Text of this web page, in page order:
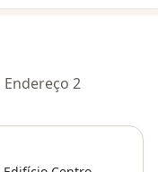
Endereço 2